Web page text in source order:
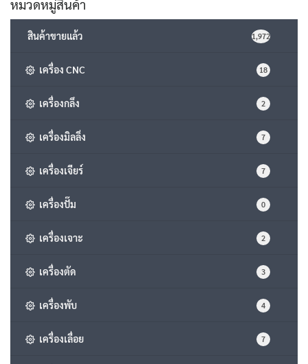
หมวดหมู่สินค้า
สินค้าขายแล้ว 1,972
เครื่อง CNC 18
เครื่องกลึง 2
เครื่องมิลลิ่ง 7
เครื่องเจียร์ 7
เครื่องปั๊ม 0
เครื่องเจาะ 2
เครื่องตัด 3
เครื่องพับ 4
เครื่องเลื่อย 7